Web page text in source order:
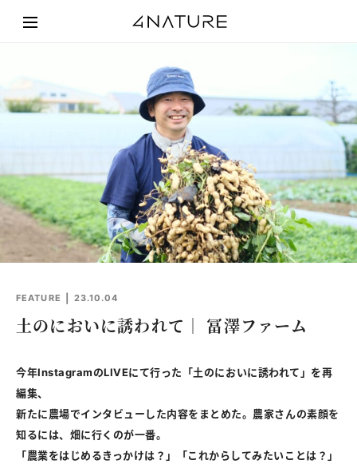
土のにおいに誘われて｜ 冨澤ファーム
FEATURE 23.10.04
今年InstagramのLIVEにて行った「土のにおいに誘われて」を再
編集、
新たに農場でインタビューした内容をまとめた。農家さんの素顔を
知るには、畑に行くのが一番。
「農業をはじめるきっかけは？」「これからしてみたいことは？」